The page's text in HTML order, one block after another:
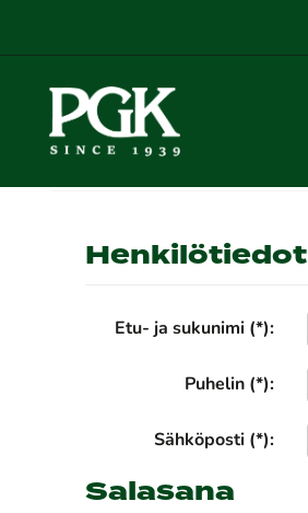
Henkilötiedot
Etu- ja sukunimi (*):
Puhelin (*):
Sähköposti (*):
Salasana